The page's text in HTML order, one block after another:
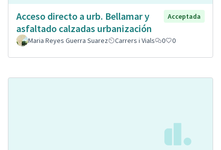
Acceso directo a urb. Bellamar y
asfaltado calzadas urbanización
Acceptada
Maria Reyes Guerra Suarez Carrers i Vials 0 0